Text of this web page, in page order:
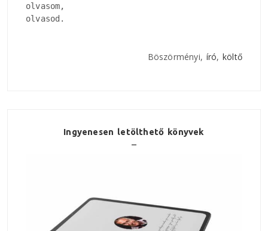
olvasom,
olvasod.
Böszörményi, író, költő
Ingyenesen letölthető könyvek